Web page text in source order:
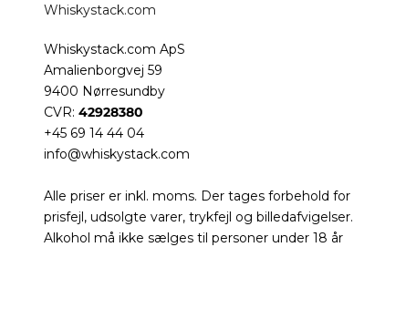
Whiskystack.com
Whiskystack.com ApS
Amalienborgvej 59
9400 Nørresundby
CVR: 42928380
+45 69 14 44 04
info@whiskystack.com
Alle priser er inkl. moms. Der tages forbehold for
prisfejl, udsolgte varer, trykfejl og billedafvigelser.
Alkohol må ikke sælges til personer under 18 år